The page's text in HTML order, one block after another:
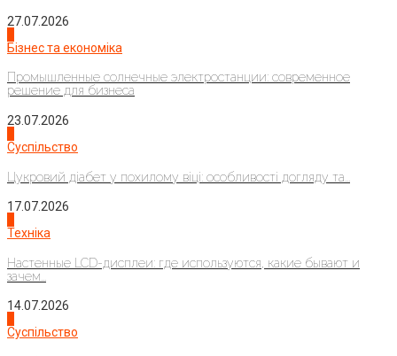
27.07.2026
Бізнес та економіка
Промышленные солнечные электростанции: современное
решение для бизнеса
23.07.2026
Суспільство
Цукровий діабет у похилому віці: особливості догляду та...
17.07.2026
Техніка
Настенные LCD-дисплеи: где используются, какие бывают и
зачем...
14.07.2026
Суспільство